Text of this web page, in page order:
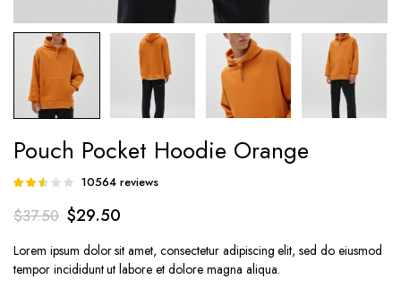
Pouch Pocket Hoodie Orange
Rated
out of
based
on
10546
customer
10564reviews
$37.50 $29.50
Lorem ipsum dolor sit amet, consectetur adipiscing elit, sed do eiusmod
tempor incididunt ut labore et dolore magna aliqua.